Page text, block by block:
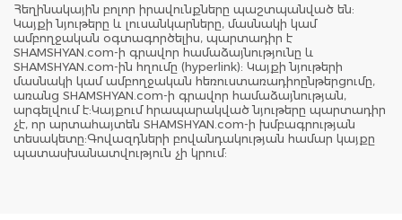
Հեղինակային բոլոր իրավունքները պաշտպանված են:
Կայքի նյութերը և լուսանկարները, մասնակի կամ
ամբողջական օգտագործելիս, պարտադիր է
SHAMSHYAN.com-ի գրավոր համաձայնությունը և
SHAMSHYAN.com-ին հղումը (hyperlink): Կայքի նյութերի
մասնակի կամ ամբողջական հեռուստառադիոընթերցումը,
առանց SHAMSHYAN.com-ի գրավոր համաձայնության,
արգելվում է:Կայքում հրապարակված նյութերը պարտադիր
չէ, որ արտահայտեն SHAMSHYAN.com-ի խմբագրության
տեսակետը:Գովազդների բովանդակության համար կայքը
պատասխանատվություն չի կրում: